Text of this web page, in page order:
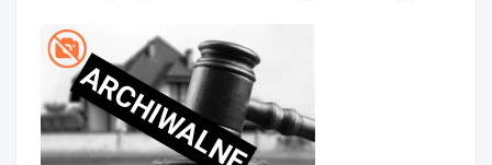
ARCHIWALNE